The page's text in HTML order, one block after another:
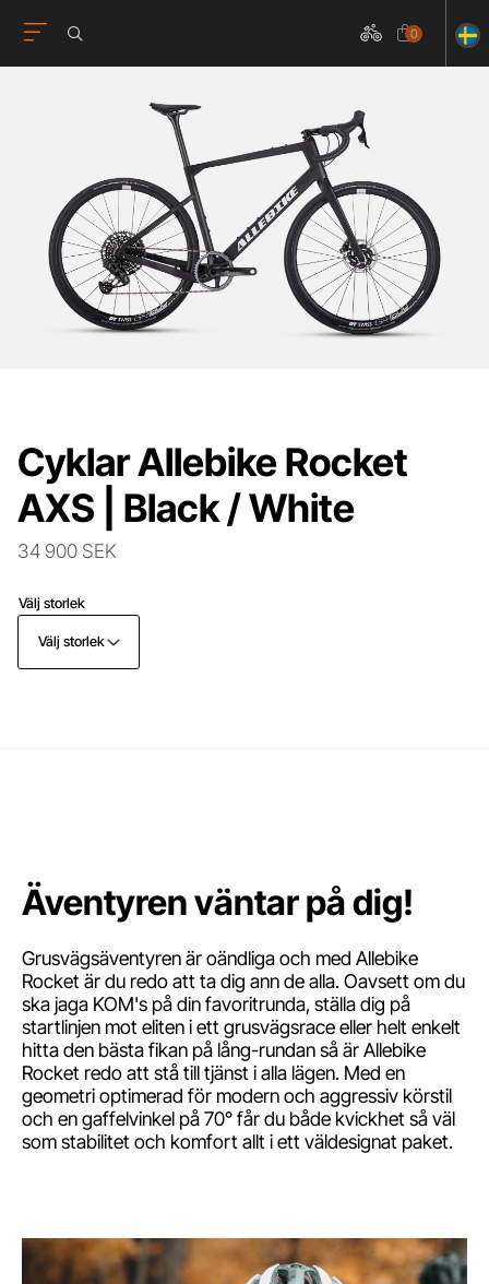
0
Cyklar Allebike Rocket
AXS | Black / White
34 900 SEK
Välj storlek
Välj storlek
Äventyren väntar på dig!
Grusvägsäventyren är oändliga och med Allebike
Rocket är du redo att ta dig ann de alla. Oavsett om du
ska jaga KOM's på din favoritrunda, ställa dig på
startlinjen mot eliten i ett grusvägsrace eller helt enkelt
hitta den bästa fikan på lång-rundan så är Allebike
Rocket redo att stå till tjänst i alla lägen. Med en
geometri optimerad för modern och aggressiv körstil
och en gaffelvinkel på 70° får du både kvickhet så väl
som stabilitet och komfort allt i ett väldesignat paket.